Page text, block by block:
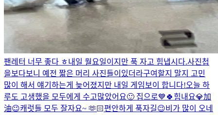
팬레터 너무 좋다 ㅎ내일 월요일이지만 푹 자고 힘냅시다.사진첩
을보다보니 예전 짧은 머리 사진들이있더라구여할지 말지 고민
많이 해서 얘기하는게 늦어졌지만 내일 게임보이 합니다!오늘 하
루도 고생했을 모두에게 수고많았어요🙂 집으로💙 🍀힘내요💎加
油😉캐럿들 모두 잘자요~ 🫶🏻편안하게 푹자길😉비가 많이 오네